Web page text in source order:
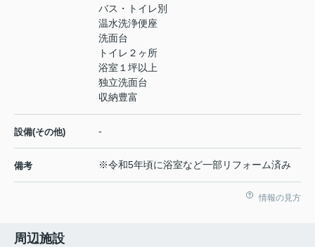
バス・トイレ別
温水洗浄便座
洗面台
トイレ２ヶ所
浴室１坪以上
独立洗面台
収納豊富
設備(その他) -
備考 ※令和5年頃に浴室など一部リフォーム済み
情報の見方
周辺施設